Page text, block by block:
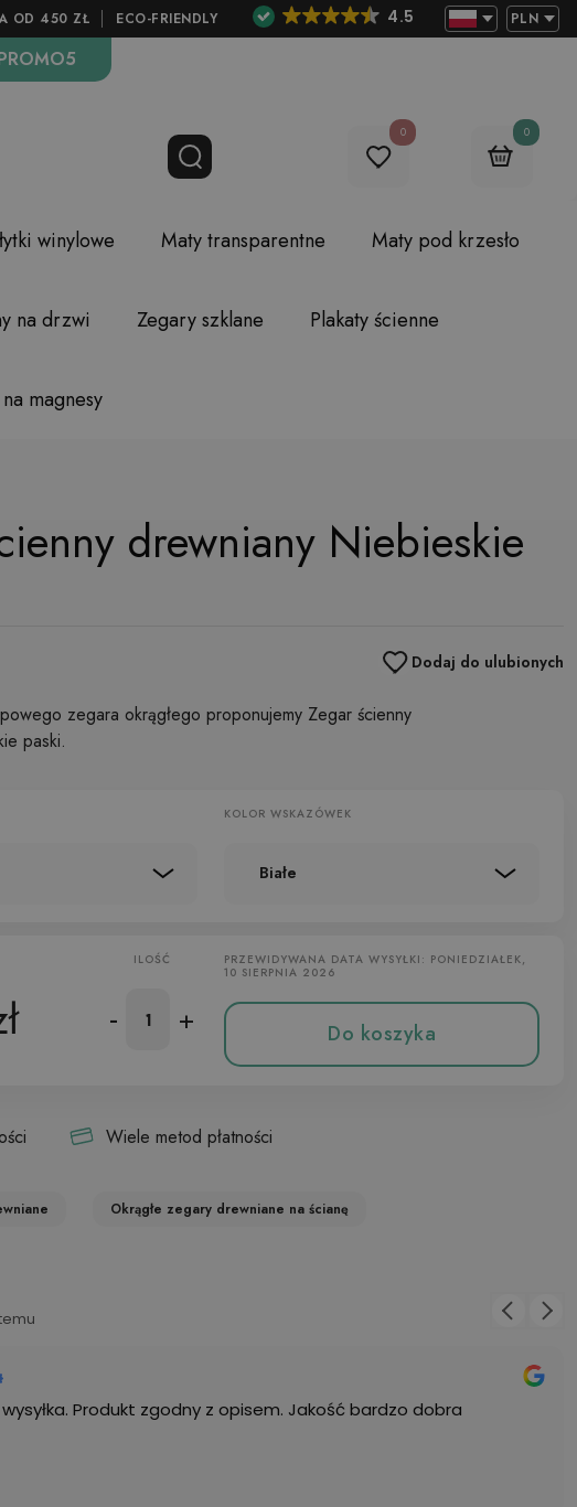
OD 450 ZŁ ECO-FRIENDLY 4.5 PLN
0 0
winylowe Maty transparentne Maty pod krzesło
na drzwi Zegary szklane Plakaty ścienne
magnesy
drewniany Niebieskie
Dodaj do ulubionych
zegara okrągłego proponujemy Zegar ścienny
paski.
KOLOR WSKAZÓWEK
Białe
ILOŚĆ
- +
PRZEWIDYWANA DATA WYSYŁKI: PONIEDZIAŁEK,
10 SIERPNIA 2026
Do koszyka
Wiele metod płatności
Okrągłe zegary drewniane na ścianę
Produkt zgodny z opisem. Jakość bardzo dobra